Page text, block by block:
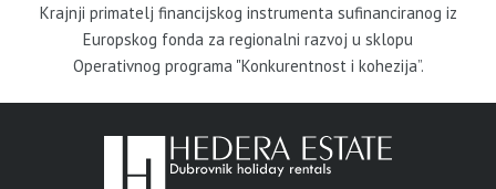
Krajnji primatelj financijskog instrumenta sufinanciranog iz
Europskog fonda za regionalni razvoj u sklopu
Operativnog programa "Konkurentnost i kohezija”.